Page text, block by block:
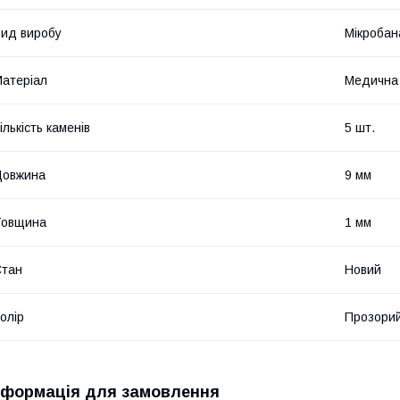
виробу
Медична
каменів 5 шт.
9 мм
1 мм
Новий
для замовлення